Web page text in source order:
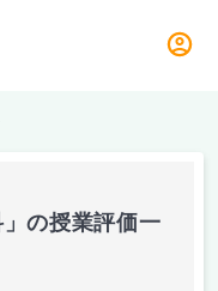
」の授業評価一